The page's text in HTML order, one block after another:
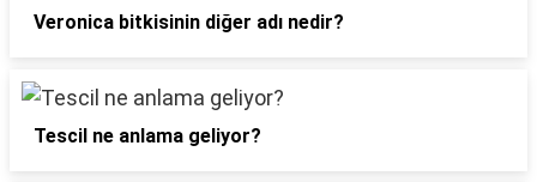
Veronica bitkisinin diğer adı nedir?
Tescil ne anlama geliyor?